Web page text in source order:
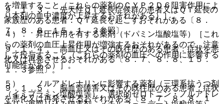
を増量すること（これらの薬剤のＣＹＰ２Ｄ６阻害作用によ
り本剤の血中濃度が上昇するおそれがある）］。
４）． 昇圧作用を有する薬剤（ドパミン塩酸塩等）［これ
らの薬剤の血圧上昇作用が増強するおそれがあるので、注意
して投与すること（これらの薬剤の血圧への作用に影響する
可能性がある）］。
５）． ノルアドレナリンに影響する薬剤（三環系抗うつ剤
（イミプラミン塩酸塩等）、選択的セロトニン・ノルアドレ
９．１．３． 先天性ＱＴ延長症候群の患者又はＱＴ延長の
家族歴のある患者：ＱＴ延長を起こすおそれがある〔８．
７、８．８、１５．１．３参照〕。
９．１．４． 高血圧又はその既往歴のある患者：症状を悪
化又は再発させるおそれがある〔８．７、８．８、１５．
１．３参照〕。
９．１．５． 脳血管障害又はその既往歴のある患者：症状
を悪化又は再発させるおそれがある〔８．７、８．８、１